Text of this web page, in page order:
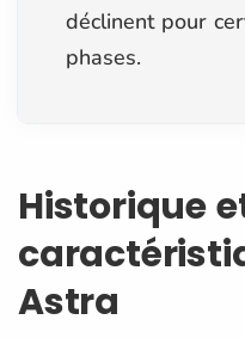
déclinent pour
phases.
Historique
Astra